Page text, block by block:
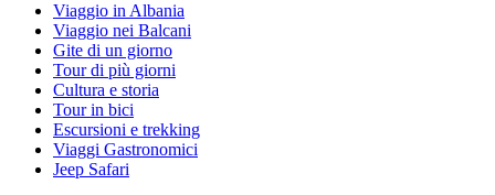
Viaggio in Albania
Viaggio nei Balcani
Gite di un giorno
Tour di più giorni
Cultura e storia
Tour in bici
Escursioni e trekking
Viaggi Gastronomici
Jeep Safari